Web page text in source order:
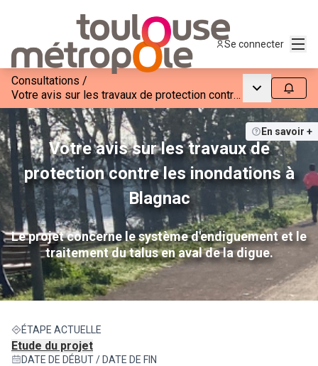
Se connecter
Consultations /
Votre avis sur les travaux de protection contre les inondations à Blagnac
Menu Suivre
En savoir +
Votre avis sur les travaux de
protection contre les inondations à
Blagnac
Le projet concerne le système d'endiguement et le
traitement du talus en aval de la digue.
ÉTAPE ACTUELLE
Etude du projet
DATE DE DÉBUT / DATE DE FIN